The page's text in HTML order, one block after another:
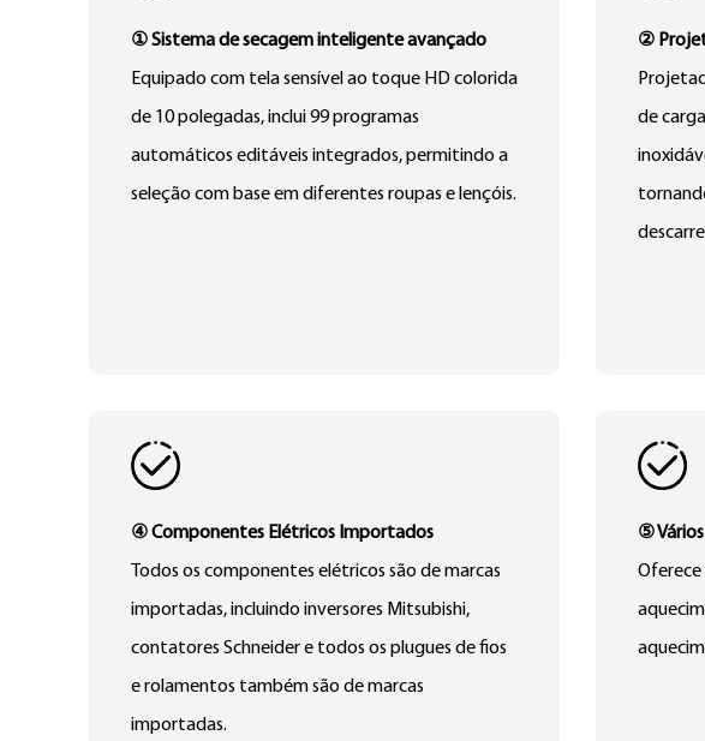
① Sistema de secagem inteligente avançado
Equipado com tela sensível ao toque HD colorida
de 10 polegadas, inclui 99 programas
automáticos editáveis integrados, permitindo a
seleção com base em diferentes roupas e lençóis.
②
de
④ Componentes Elétricos Importados
Todos os componentes elétricos são de marcas
importadas, incluindo inversores Mitsubishi,
contatores Schneider e todos os plugues de fios
e rolamentos também são de marcas
importadas.
⑤